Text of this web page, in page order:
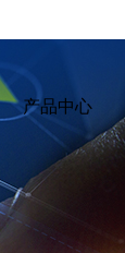
产品中心